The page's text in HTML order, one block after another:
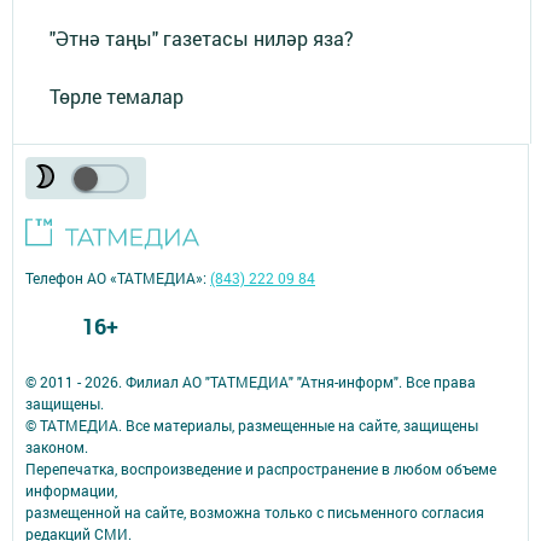
"Әтнә таңы" газетасы ниләр яза?
Төрле темалар
© 2011 - 2026. Филиал АО "ТАТМЕДИА" "Атня-информ". Все права
защищены.
© ТАТМЕДИА. Все материалы, размещенные на сайте, защищены
законом.
Перепечатка, воспроизведение и распространение в любом объеме
информации,
размещенной на сайте, возможна только с письменного согласия
редакций СМИ.
Телефон АО «ТАТМЕДИА»:(843) 222 09 84
16+